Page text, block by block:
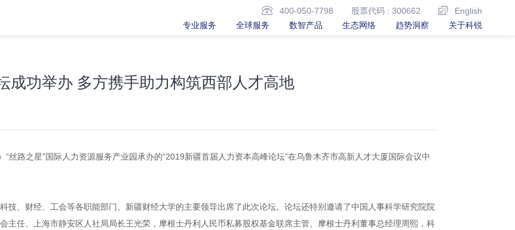
400-050-7798 股票代码 : 300662
English
专业服务
全球服务 数智产品 生态网络 趋势洞察 关于科锐
成功举办 多方携手助力构筑西部人才高地
丝路之星”国际人力资源服务产业园承办的“2019新疆首届人力资本高峰论坛”在乌鲁木齐市高新人才大厦国际会议中
技、财经、工会等各职能部门、新疆财经大学的主要领导出席了此次论坛。论坛还特别邀请了中国人事科学研究院院
主任、上海市静安区人社局局长王光荣，摩根士丹利人民币私募股权基金联席主管、摩根士丹利董事总经理周熙，科